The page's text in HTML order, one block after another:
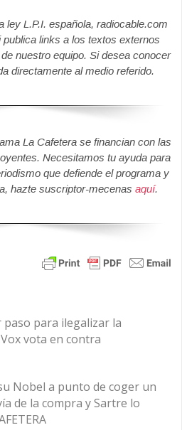
ley L.P.I. española, radiocable.com
links a los textos externos
nuestro equipo. Si desea conocer
directamente al medio referido.
La Cafetera se financian con las
Necesitamos tu ayuda para
que defiende el programa y
hazte suscriptor-mecenas aquí.
para ilegalizar la
vota en contra
Nobel a punto de coger un
de la compra y Sartre lo